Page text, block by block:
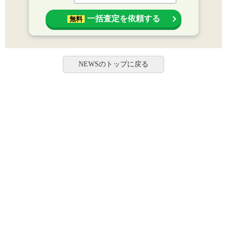
無料 一括査定を依頼する
NEWSのトップに戻る